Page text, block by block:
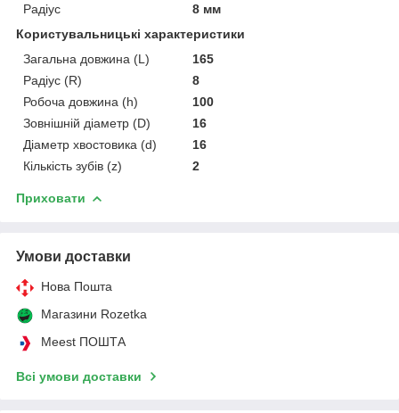
Радіус
8 мм
Користувальницькі характеристики
Загальна довжина (L)
165
Радіус (R)
8
Робоча довжина (h)
100
Зовнішній діаметр (D)
16
Діаметр хвостовика (d)
16
Кількість зубів (z)
2
Приховати
Умови доставки
Нова Пошта
Магазини Rozetka
Meest ПОШТА
Всі умови доставки